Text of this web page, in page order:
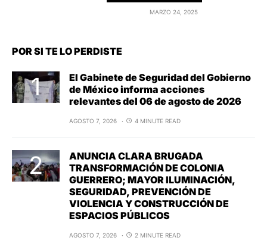
MARZO 24, 2025
POR SI TE LO PERDISTE
El Gabinete de Seguridad del Gobierno
de México informa acciones
relevantes del 06 de agosto de 2026
AGOSTO 7, 2026 4 MINUTE READ
ANUNCIA CLARA BRUGADA
TRANSFORMACIÓN DE COLONIA
GUERRERO; MAYOR ILUMINACIÓN,
SEGURIDAD, PREVENCIÓN DE
VIOLENCIA Y CONSTRUCCIÓN DE
ESPACIOS PÚBLICOS
AGOSTO 7, 2026 2 MINUTE READ